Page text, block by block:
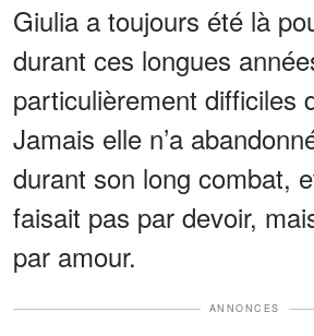
Giulia a toujours été là
durant ces longues
particulièrement difficiles
Jamais elle n’a
durant son long combat,
faisait pas par devoir,
par amour.
ANNONCES